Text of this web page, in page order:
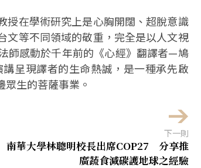
授在學術研究上是心胸開闊、超脫意識
文等不同領域的敬重，完全是以人文視
師感動於千年前的《心經》翻譯者—鳩
呈現譯者的生命熱誠，是一種承先啟
生的菩薩事業。
下一則
南華大學林聰明校長出席COP27 分享推
廣蔬食減碳護地球之經驗